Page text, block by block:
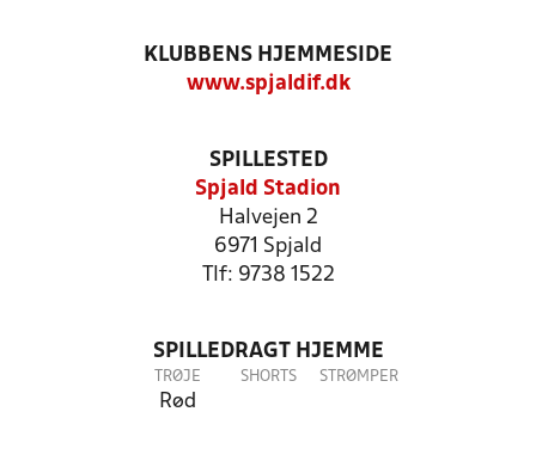
KLUBBENS HJEMMESIDE
www.spjaldif.dk
SPILLESTED
Spjald Stadion
Halvejen 2
6971 Spjald
Tlf: 9738 1522
SPILLEDRAGT HJEMME
TRØJE
Rød
SHORTS STRØMPER